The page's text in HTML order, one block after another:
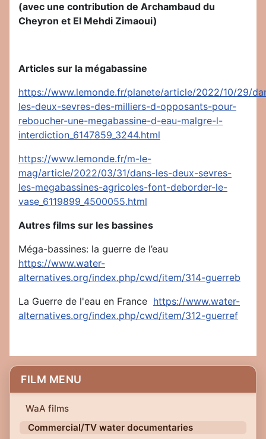
FILM MENU
WaA films
Commercial/TV water documentaries
(avec une contribution de Archambaud du
Cheyron et El Mehdi Zimaoui)
Articles sur la mégabassine
https://www.lemonde.fr/planete/article/2022/10/29/
les-deux-sevres-des-milliers-d-opposants-pour-
reboucher-une-megabassine-d-eau-malgre-l-
interdiction_6147859_3244.html
https://www.lemonde.fr/m-le-
mag/article/2022/03/31/dans-les-deux-sevres-
les-megabassines-agricoles-font-deborder-le-
vase_6119899_4500055.html
Autres films sur les bassines
Méga-bassines: la guerre de l’eau
https://www.water-
alternatives.org/index.php/cwd/item/314-guerreb
La Guerre de l'eau en France https://www.water-
alternatives.org/index.php/cwd/item/312-guerref